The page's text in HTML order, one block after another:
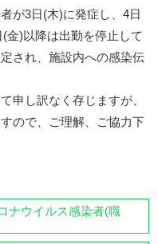
が3日(木)に発症し、4日
金)以降は出勤を停止して
され、施設内への感染伝
申し訳なく存じますが、
ので、ご理解、ご協力下
ナウイルス感染者(職